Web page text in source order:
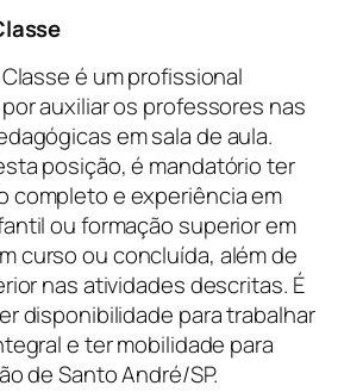
é um profissional
auxiliar os professores nas
em sala de aula.
posição, é mandatório ter
completo e experiência em
ou formação superior em
curso ou concluída, além de
nas atividades descritas. É
disponibilidade para trabalhar
e ter mobilidade para
de Santo André/SP.